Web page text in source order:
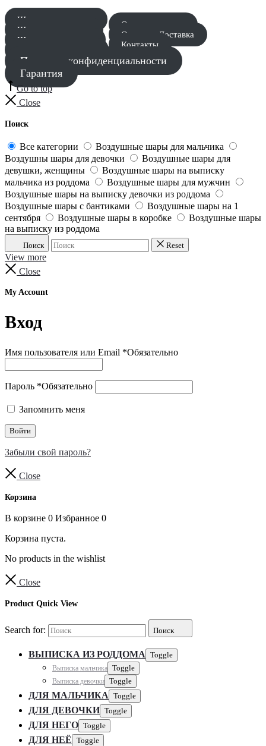
Шары для мальчика
Шары для девочки
Шары для девушки
Оставить заявку
Оплата и Доставка
Контакты
Политика конфиденциальности
Гарантия
Go to top
Close
Поиск
Все категории
Воздушные шары для мальчика
Воздушны шары для девочки
Воздушные шары для
девушки, женщины
Воздушные шары на выписку
мальчика из роддома
Воздушные шары для мужчин
Воздушные шары на выписку девочки из роддома
Воздушные шары с бантиками
Воздушные шары на 1
сентября
Воздушные шары в коробке
Воздушные шары
на выписку из роддома
Поиск Reset
View more
Close
My Account
Вход
Имя пользователя или Email *Обязательно
Пароль *Обязательно
Запомнить меня
Войти
Забыли свой пароль?
Close
Корзина
В корзине 0 Избранное 0
Корзина пуста.
No products in the wishlist
Close
Product Quick View
Search for: Поиск
ВЫПИСКА ИЗ РОДДОМА Toggle
Выписка мальчика Toggle
Выписка девочки Toggle
ДЛЯ МАЛЬЧИКА Toggle
ДЛЯ ДЕВОЧКИ Toggle
ДЛЯ НЕГО Toggle
ДЛЯ НЕЁ Toggle